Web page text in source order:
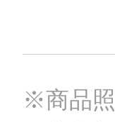
※商品